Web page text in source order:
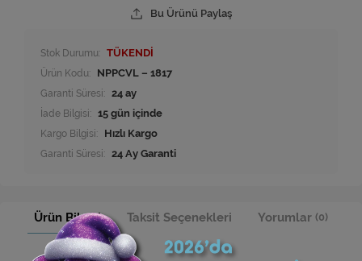
Bu Ürünü Paylaş
Stok Durumu: TÜKENDİ
Ürün Kodu: NPPCVL – 1817
Garanti Süresi: 24 ay
İade Bilgisi:
Kargo Bilgisi: Hızlı Kargo
Garanti Süresi: 24 Ay Garanti
Ürün Bilgisi Taksit Seçenekleri Yorumlar (0)